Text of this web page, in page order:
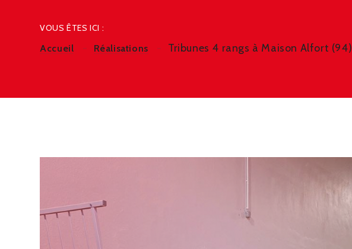
VOUS ÊTES ICI :
Accueil Réalisations Tribunes 4 rangs à Maison Alfort (94)